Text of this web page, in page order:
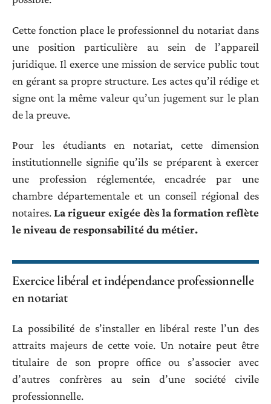
Cette fonction place le professionnel du notariat dans
une position particulière au sein de l’appareil
juridique. Il exerce une mission de service public tout
en gérant sa propre structure. Les actes qu’il rédige et
signe ont la même valeur qu’un jugement sur le plan
de la preuve.
Pour les étudiants en notariat, cette dimension
institutionnelle signifie qu’ils se préparent à exercer
une profession réglementée, encadrée par une
chambre départementale et un conseil régional des
notaires.La rigueur exigée dès la formation reflète
le niveau de responsabilité du métier.
Exercice libéral et indépendance professionnelle
en notariat
La possibilité de s’installer en libéral reste l’un des
attraits majeurs de cette voie. Un notaire peut être
titulaire de son propre office ou s’associer avec
d’autres confrères au sein d’une société civile
professionnelle.